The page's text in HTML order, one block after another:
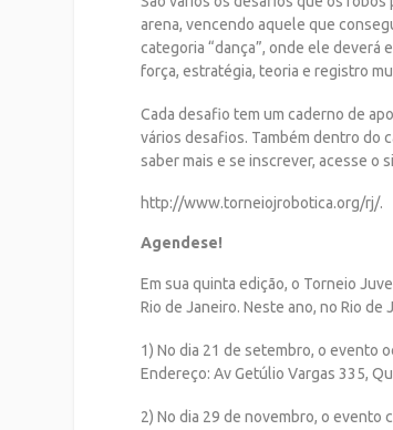
arena, vencendo aquele que
categoria “dança”, onde ele deverá
força, estratégia, teoriae registro
Cada desafio tem um caderno de
vários desafios. Também dentro do
saber mais e se inscrever, acesse o
http://www.torneiojrobotica.org/rj/.
Agende­se!
Em sua quinta edição, o Torneio
Rio de Janeiro. Neste ano, no Rio
1) No dia 21 de setembro, o evento
Endereço: Av Getúlio Vargas 335,
2) No dia 29 de novembro, o evento